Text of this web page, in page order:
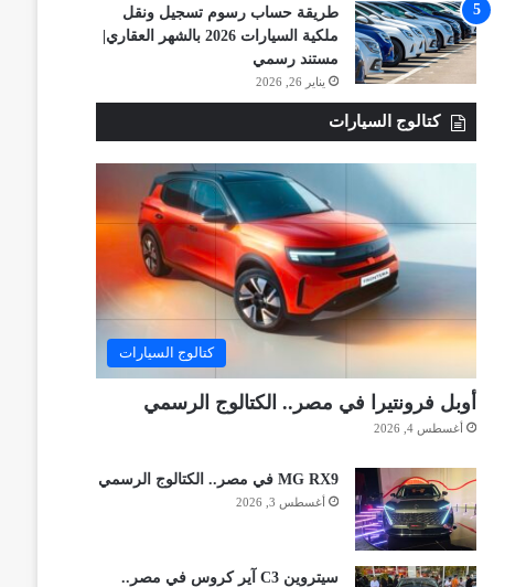
طريقة حساب رسوم تسجيل ونقل
ملكية السيارات 2026 بالشهر العقاري|
مستند رسمي
يناير 26, 2026
كتالوج السيارات
كتالوج السيارات
أوبل فرونتيرا في مصر.. الكتالوج الرسمي
أغسطس 4, 2026
MG RX9 في مصر.. الكتالوج الرسمي
أغسطس 3, 2026
سيتروين C3 آير كروس في مصر..